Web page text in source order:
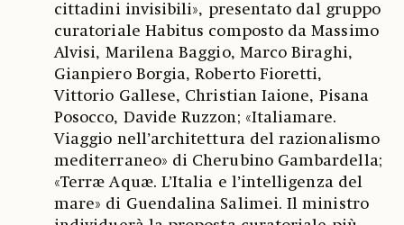
cittadini invisibili», presentato dal gruppo
curatoriale Habitus composto da Massimo
Alvisi, Marilena Baggio, Marco Biraghi,
Gianpiero Borgia, Roberto Fioretti,
Vittorio Gallese, Christian Iaione, Pisana
Posocco, Davide Ruzzon; «Italiamare.
Viaggio nell’architettura del razionalismo
mediterraneo» di Cherubino Gambardella;
«Terræ Aquæ. L’Italia e l’intelligenza del
mare» di Guendalina Salimei. Il ministro